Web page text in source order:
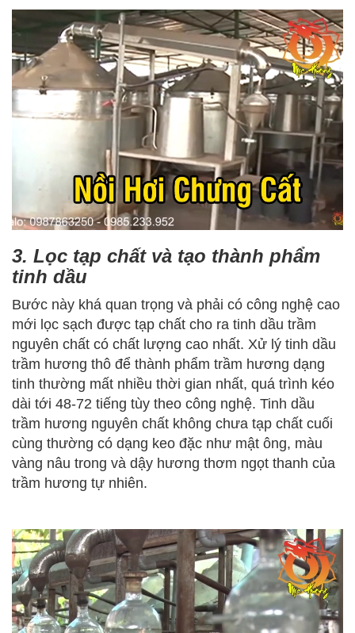
3. Lọc tạp chất và tạo thành phẩm
tinh dầu
Bước này khá quan trọng và phải có công nghệ cao
mới lọc sạch được tạp chất cho ra tinh dầu trầm
nguyên chất có chất lượng cao nhất. Xử lý tinh dầu
trầm hương thô để thành phẩm trầm hương dạng
tinh thường mất nhiều thời gian nhất, quá trình kéo
dài tới 48-72 tiếng tùy theo công nghệ. Tinh dầu
trầm hương nguyên chất không chưa tạp chất cuối
cùng thường có dạng keo đặc như mật ông, màu
vàng nâu trong và dậy hương thơm ngọt thanh của
trầm hương tự nhiên.